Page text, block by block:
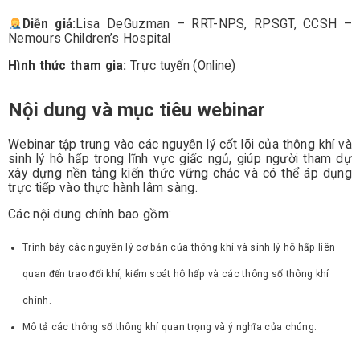
Diễn giả: Lisa DeGuzman – RRT-NPS, RPSGT, CCSH –
Nemours Children’s Hospital
Hình thức tham gia: Trực tuyến (Online)
Nội dung và mục tiêu webinar
Webinar tập trung vào các nguyên lý cốt lõi của thông khí và
sinh lý hô hấp trong lĩnh vực giấc ngủ, giúp người tham dự
xây dựng nền tảng kiến thức vững chắc và có thể áp dụng
trực tiếp vào thực hành lâm sàng.
Các nội dung chính bao gồm:
Trình bày các nguyên lý cơ bản của thông khí và sinh lý hô hấp liên
quan đến trao đổi khí, kiểm soát hô hấp và các thông số thông khí
chính.
Mô tả các thông số thông khí quan trọng và ý nghĩa của chúng.